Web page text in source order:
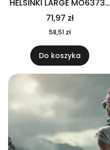
HELSINKI LARGE MO6373-
04
71,97 zł
58,51 zł
Do koszyka